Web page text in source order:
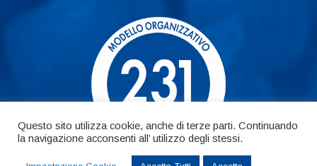
Questo sito utilizza cookie, anche di terze parti. Continuando
la navigazione acconsenti all’ utilizzo degli stessi.